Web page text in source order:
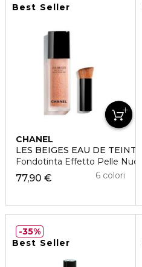
Best Seller
CHANEL
LES BEIGES EAU DE TEINT
Fondotinta Effetto Pelle Nuda
77,90 € 6 colori
Best Seller
35%